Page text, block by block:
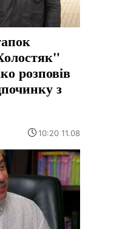
розповів
з
10:20 11.08